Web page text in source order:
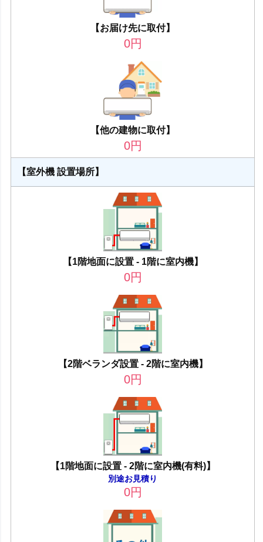
【お届け先に取付】
0円
【他の建物に取付】
0円
【室外機 設置場所】
【1階地面に設置 - 1階に室内機】
0円
【2階ベランダ設置 - 2階に室内機】
0円
【1階地面に設置 - 2階に室内機(有料)】
別途お見積り
0円